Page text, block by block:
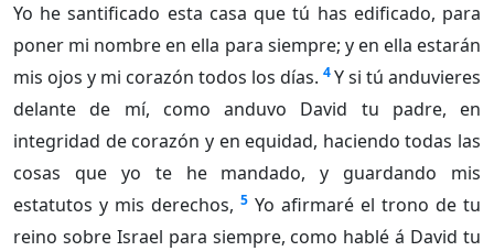
Yo he santificado esta casa que tú has edificado, para
poner mi nombre en ella para siempre; y en ella estarán
mis ojos y mi corazón todos los días. 4Y si tú anduvieres
delante de mí, como anduvo David tu padre, en
integridad de corazón y en equidad, haciendo todas las
cosas que yo te he mandado, y guardando mis
estatutos y mis derechos, 5 Yo afirmaré el trono de tu
reino sobre Israel para siempre, como hablé á David tu